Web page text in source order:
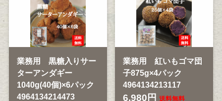
業務用 黒糖入りサー
ターアンダギー
1040g(40個)×6パック
4964134214473
業務用 紅いもゴマ団
子875g×4パック
4964134213117
6,980円 送料無料